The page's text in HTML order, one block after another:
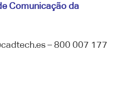
Comunicação da
– 800 007 177